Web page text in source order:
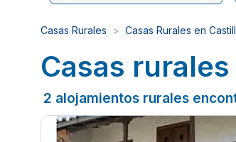
Casas Rurales Casas Rurales en
Casas
2 alojamientos rurales